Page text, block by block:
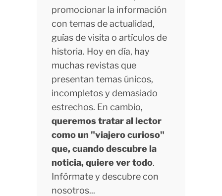
promocionar la información
con temas de actualidad,
guías de visita o artículos de
historia. Hoy en día, hay
muchas revistas que
presentan temas únicos,
incompletos y demasiado
estrechos. En cambio,
queremos tratar al lector
como un "viajero curioso"
que, cuando descubre la
noticia, quiere ver todo.
Infórmate y descubre con
nosotros...